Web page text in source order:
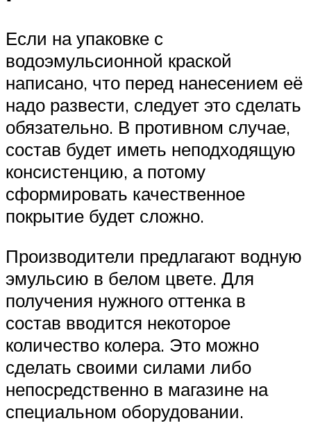
Если на упаковке с
водоэмульсионной краской
написано, что перед нанесением её
надо развести, следует это сделать
обязательно. В противном случае,
состав будет иметь неподходящую
консистенцию, а потому
сформировать качественное
покрытие будет сложно.
Производители предлагают водную
эмульсию в белом цвете. Для
получения нужного оттенка в
состав вводится некоторое
количество колера. Это можно
сделать своими силами либо
непосредственно в магазине на
специальном оборудовании.